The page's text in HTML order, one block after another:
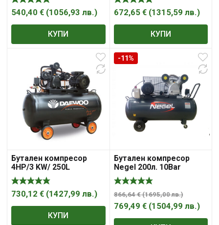
540,40 € (1056,93 лв.)
КУПИ
672,65 € (1315,59 лв.)
КУПИ
Бутален компресор
4HP/3 KW/ 250L
DAEWOO DAAC250V
730,12 € (1427,99 лв.)
КУПИ
-11%
Бутален компресор
Negel 200л. 10Bar
866,64€ (1695,00лв.)
769,49 € (1504,99 лв.)